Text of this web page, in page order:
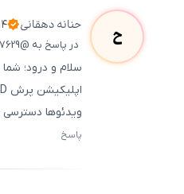
ح حنانهدهقانی ۱۴
در پاسخ به @user 100057629
سلام و درود؛
ویدئوها
پاسخ